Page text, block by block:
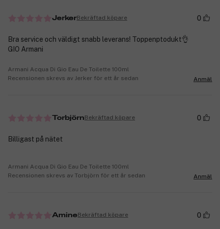
JerkerBekräftad köpare 0
Bra service och väldigt snabb leverans! Toppenptodukt👌
GIO Armani
Armani Acqua Di Gio Eau De Toilette 100ml
Recensionen skrevs av Jerker för ett år sedan
Anmäl
TorbjörnBekräftad köpare 0
Billigast på nätet
Armani Acqua Di Gio Eau De Toilette 100ml
Recensionen skrevs av Torbjörn för ett år sedan
Anmäl
AmineBekräftad köpare 0